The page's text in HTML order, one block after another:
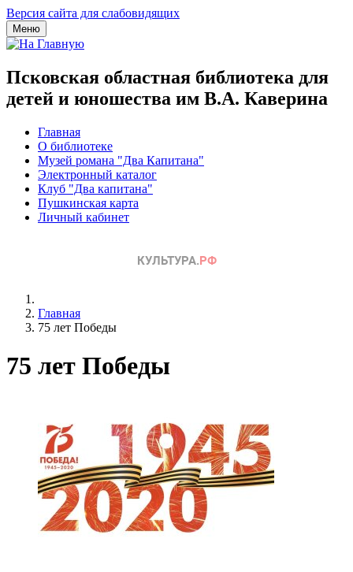
Версия сайта для слабовидящих
Меню
Псковская областная библиотека для
детей и юношества им В.А. Каверина
Главная
О библиотеке
Музей романа "Два Капитана"
Электронный каталог
Клуб "Два капитана"
Пушкинская карта
Личный кабинет
Главная
75 лет Победы
75 лет Победы